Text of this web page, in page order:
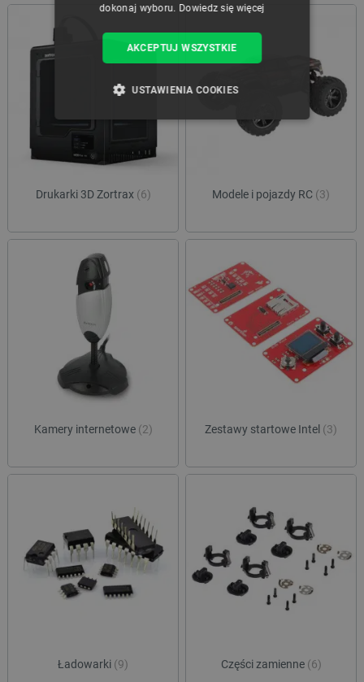
Drukarki 3D Zortrax (6) Modele i pojazdy RC (3)
Kamery internetowe (2) Zestawy startowe Intel (3)
Ładowarki (9) Części zamienne (6)
dokonaj wyboru. Dowiedz się więcej
AKCEPTUJ WSZYSTKIE
USTAWIENIA COOKIES
NIEZBĘDNE WYDAJNOŚĆ
TARGETOWANIE
FUNKCJONALNOŚĆ
Niezbędne Targetowanie
Funkcjonalność
Niezbędne pliki cookie umożliwiają korzystanie z
podstawowych funkcji strony internetowej, takich
jak logowanie użytkownika i zarządzanie kontem.
Bez niezbędnych plików cookie nie można
prawidłowo korzystać ze strony internetowej.